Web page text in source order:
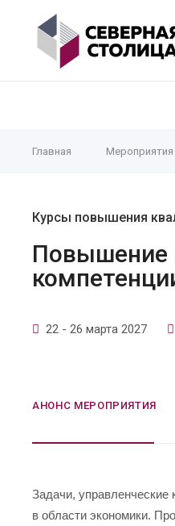
Главная Мероприятия
Курсы повышения
Повышение
22 - 26 марта 2027
АНОНС МЕРОПРИЯТИЯ
Задачи, управленческие
в области экономики.